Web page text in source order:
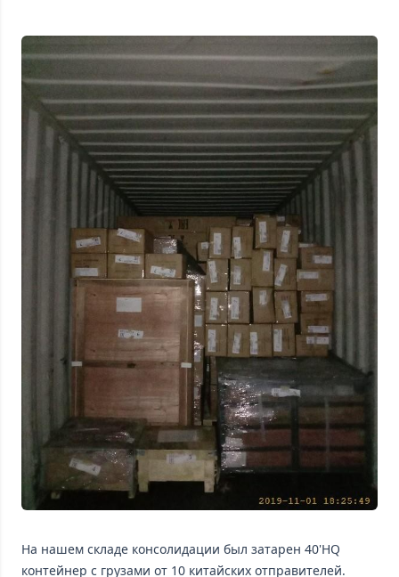
На нашем складе консолидации был затарен 40'HQ
контейнер с грузами от 10 китайских отправителей.